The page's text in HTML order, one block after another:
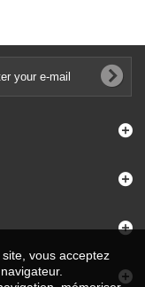
vous acceptez